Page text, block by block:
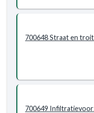
700648 Straat en
700649